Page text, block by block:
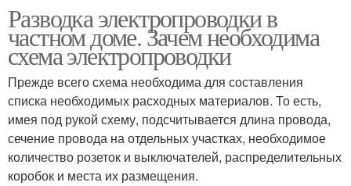
Разводка электропроводки в
частном доме. Зачем необходима
схема электропроводки
Прежде всего схема необходима для составления
списка необходимых расходных материалов. То есть,
имея под рукой схему, подсчитывается длина провода,
сечение провода на отдельных участках, необходимое
количество розеток и выключателей, распределительных
коробок и места их размещения.